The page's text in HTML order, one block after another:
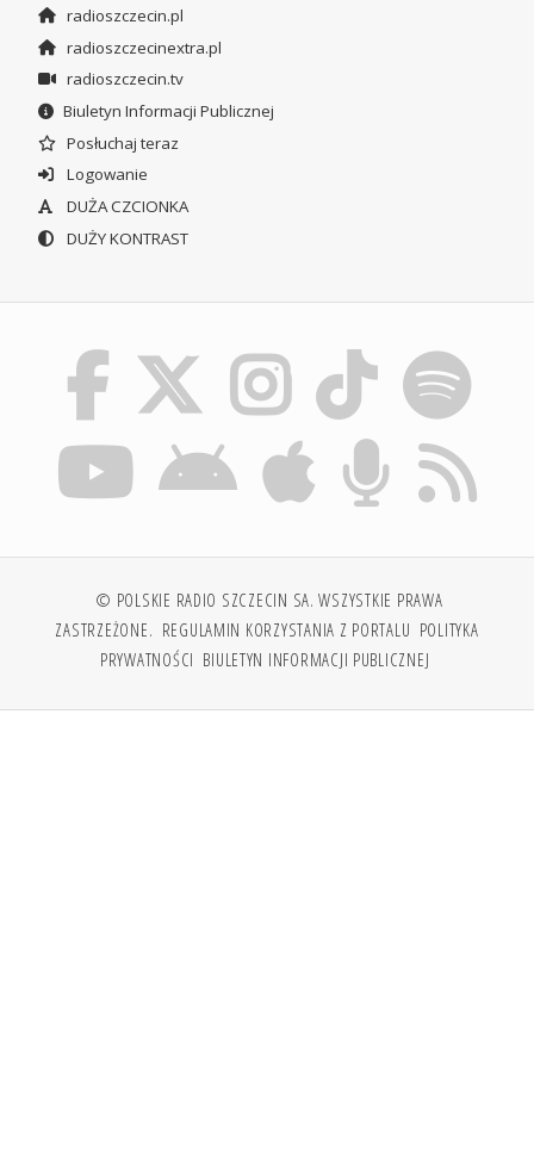
radioszczecin.pl
radioszczecinextra.pl
radioszczecin.tv
Biuletyn Informacji Publicznej
Posłuchaj teraz
Logowanie
DUŻA CZCIONKA
DUŻY KONTRAST
© POLSKIE RADIO SZCZECIN SA. WSZYSTKIE PRAWA
ZASTRZEŻONE. REGULAMIN KORZYSTANIA Z PORTALU POLITYKA
PRYWATNOŚCI BIULETYN INFORMACJI PUBLICZNEJ